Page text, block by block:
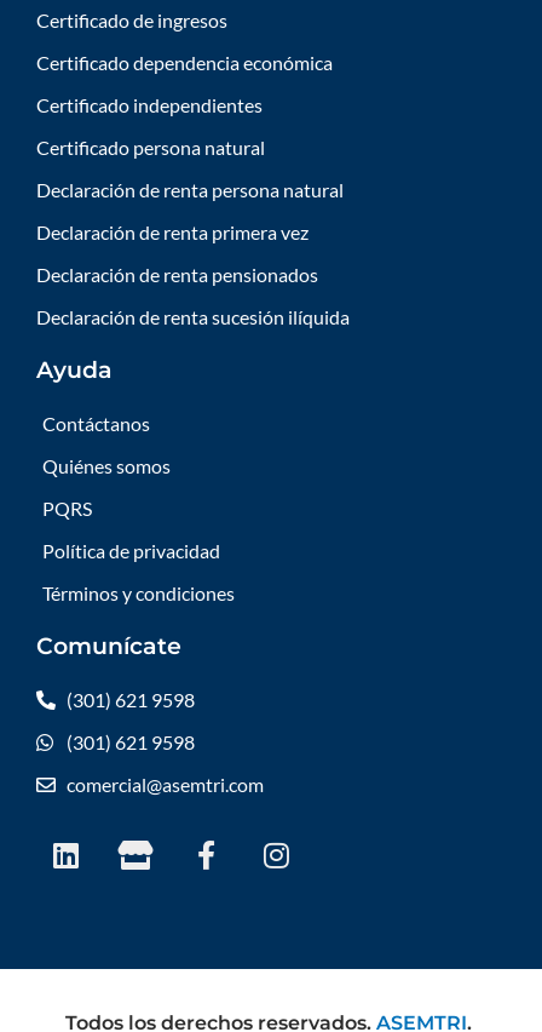
Certificado de ingresos
Certificado dependencia económica
Certificado independientes
Certificado persona natural
Declaración de renta persona natural
Declaración de renta primera vez
Declaración de renta pensionados
Declaración de renta sucesión ilíquida
Ayuda
Contáctanos
Quiénes somos
PQRS
Política de privacidad
Términos y condiciones
Comunícate
(301) 621 9598
(301) 621 9598
comercial@asemtri.com
L
i
i
S
t
F
a
o
I
n
r
Todos los derechos reservados. ASEMTRI.